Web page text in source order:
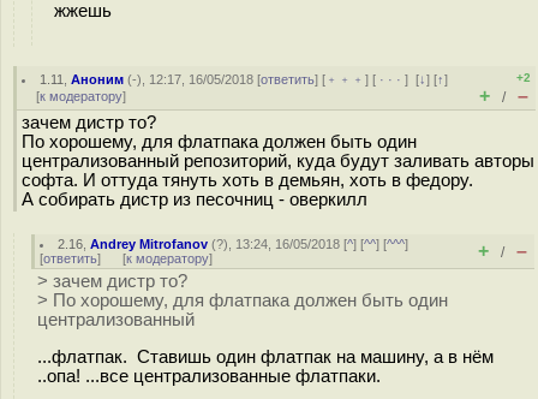
жжешь
1.11 ,Аноним (-), 12:17, 16/05/2018 [ответить] [ ﹢﹢﹢] [ · · ·][↓] [↑]
[к модератору]
+2
+ / –
зачем дистр то?
По хорошему, для флатпака должен быть один
централизованный репозиторий, куда будут заливать авторы
софта. И оттуда тянуть хоть в демьян, хоть в федору.
А собирать дистр из песочниц - оверкилл
2.16 ,Andrey Mitrofanov (?), 13:24, 16/05/2018 [^] [^^] [^^^]
[ответить] [к модератору] + / –
> зачем дистр то?
> По хорошему, для флатпака должен быть один
централизованный
...флатпак. Ставишь один флатпак на машину, а в нём
..опа! ...все централизованные флатпаки.